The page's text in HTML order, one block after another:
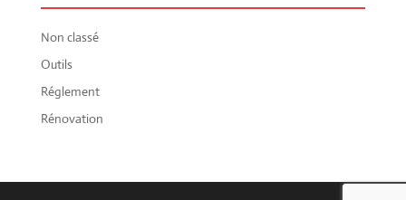
Non classé
Outils
Réglement
Rénovation